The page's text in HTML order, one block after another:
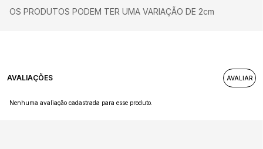
OS PRODUTOS PODEM TER UMA VARIAÇÃO DE 2cm
AVALIAÇÕES
Nenhuma avaliação cadastrada para esse produto.